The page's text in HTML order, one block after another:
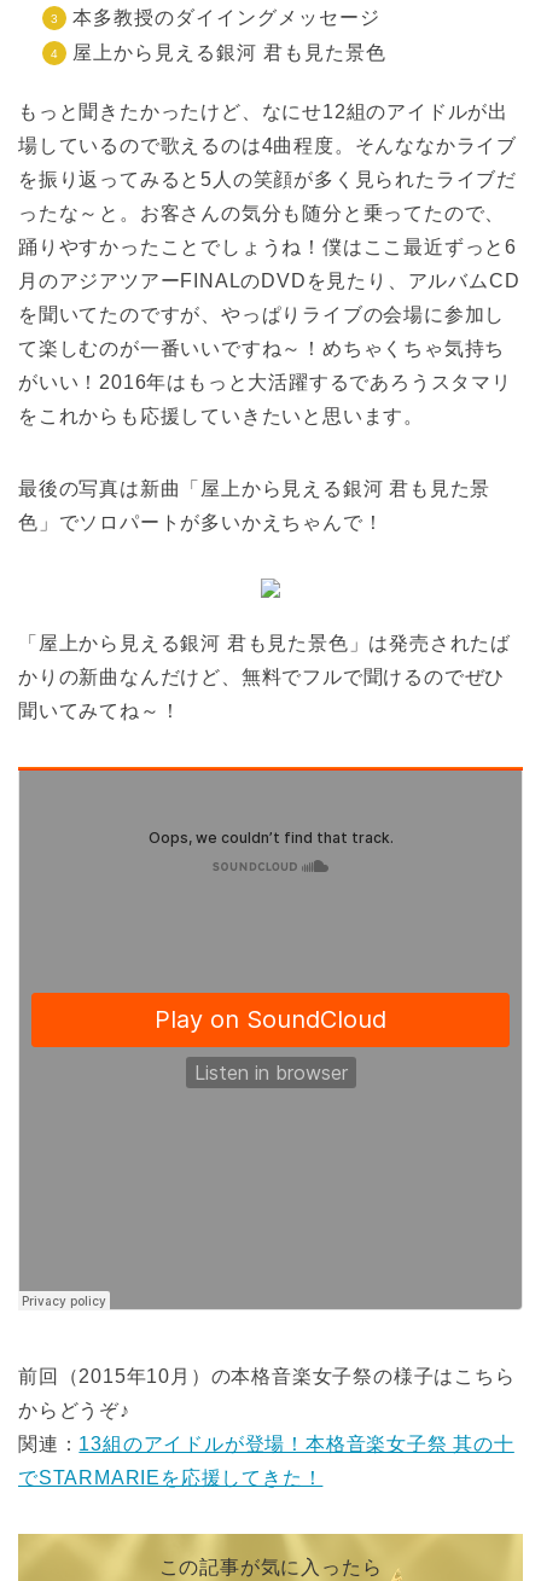
本多教授のダイイングメッセージ
屋上から見える銀河 君も見た景色
もっと聞きたかったけど、なにせ12組のアイドルが出
場しているので歌えるのは4曲程度。そんななかライブ
を振り返ってみると5人の笑顔が多く見られたライブだ
ったな～と。お客さんの気分も随分と乗ってたので、
踊りやすかったことでしょうね！僕はここ最近ずっと6
月のアジアツアーFINALのDVDを見たり、アルバムCD
を聞いてたのですが、やっぱりライブの会場に参加し
て楽しむのが一番いいですね～！めちゃくちゃ気持ち
がいい！2016年はもっと大活躍するであろうスタマリ
をこれからも応援していきたいと思います。
最後の写真は新曲「屋上から見える銀河 君も見た景
色」でソロパートが多いかえちゃんで！
「屋上から見える銀河 君も見た景色」は発売されたば
かりの新曲なんだけど、無料でフルで聞けるのでぜひ
聞いてみてね～！
前回（2015年10月）の本格音楽女子祭の様子はこちら
からどうぞ♪
関連： 13組のアイドルが登場！本格音楽女子祭 其の十
でSTARMARIEを応援してきた！
この記事が気に入ったら